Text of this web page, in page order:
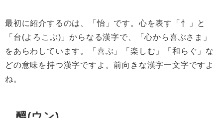
最初に紹介するのは、「怡」です。心を表す「忄」と
「台(よろこぶ)」からなる漢字で、「心から喜ぶさま」
をあらわしています。「喜ぶ」「楽しむ」「和らぐ」な
どの意味を持つ漢字ですよ。前向きな漢字一文字ですよ
ね。